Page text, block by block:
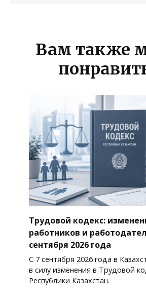
Вам также
Трудовой кодекс:
работников и
сентября 2026 года
С 7 сентября 2026 года в
в силу изменения в Трудовой
Республики Казахстан.